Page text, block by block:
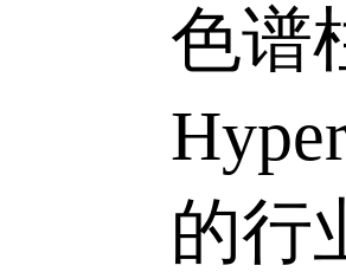
色谱
的行